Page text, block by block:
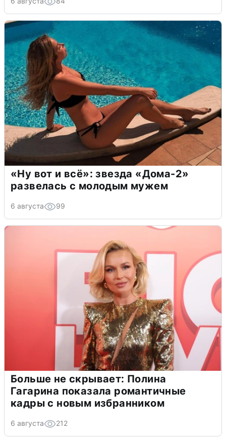
«Ну вот и всё»: звезда «Дома-2»
развелась с молодым мужем
6 августа 99
Больше не скрывает: Полина
Гагарина показала романтичные
кадры с новым избранником
6 августа 212